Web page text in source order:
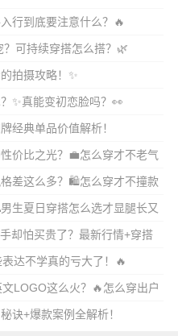
行到底要注意什么？🔥
可持续穿搭怎么搭？🌿
拍摄攻略！✨
✨真能变初恋脸吗？👀
经典单品价值解析！
价比之光？💼怎么穿才不老气
差这么多？🛍️怎么穿才不撞款
生夏日穿搭怎么选才显腿长又
却怕买贵了？最新行情+穿搭
达不学真的亏大了！🔥
LOGO这么火？🔥怎么穿出户
诀+爆款案例全解析！